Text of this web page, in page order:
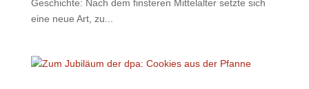
Geschichte: Nach dem finsteren Mittelalter setzte sich
eine neue Art, zu...